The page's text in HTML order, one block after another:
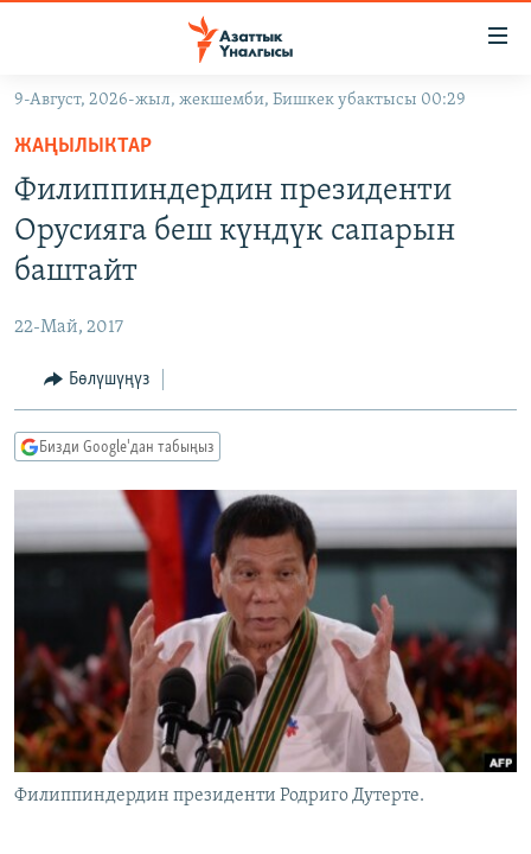
Навигацияга
өтүңүз
Издөөгө
салыңыз
МАДАНИЯТ
УКРАИНА
ТВ ПРОГРАММАЛАР
БҮГҮН АЗАТТЫКТА
ЭЖЕ-СИҢДИЛЕР
ЫҢГАЙСЫЗ СУРООЛОР
ПОДКАСТ
Русский
ОНЛАЙН ШЕРИНЕ
ЭЕ/АРнун бардык сайттары
9-Август, 2026-жыл, жекшемби, Бишкек убактысы 00:29
ЖАҢЫЛЫКТАР
Филиппиндердин президенти
Орусияга беш күндүк сапарын
баштайт
22-Май, 2017
Бөлүшүңүз
Бизди Google'дан табыңыз
Филиппиндердин президенти Родриго Дутерте.